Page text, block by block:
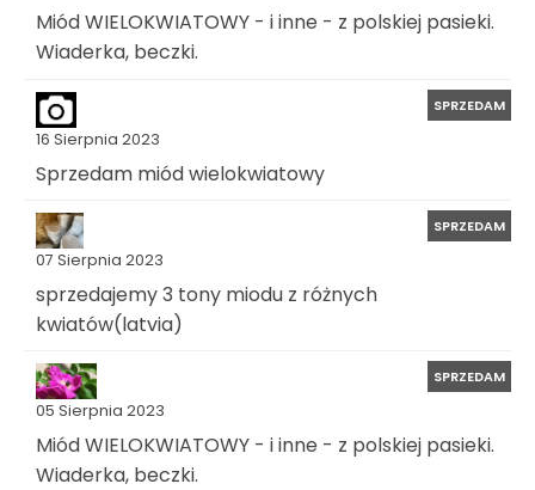
Miód WIELOKWIATOWY - i inne - z polskiej pasieki.
Wiaderka, beczki.
16 Sierpnia 2023
SPRZEDAM
Sprzedam miód wielokwiatowy
07 Sierpnia 2023
SPRZEDAM
sprzedajemy 3 tony miodu z różnych
kwiatów(latvia)
05 Sierpnia 2023
SPRZEDAM
Miód WIELOKWIATOWY - i inne - z polskiej pasieki.
Wiaderka, beczki.